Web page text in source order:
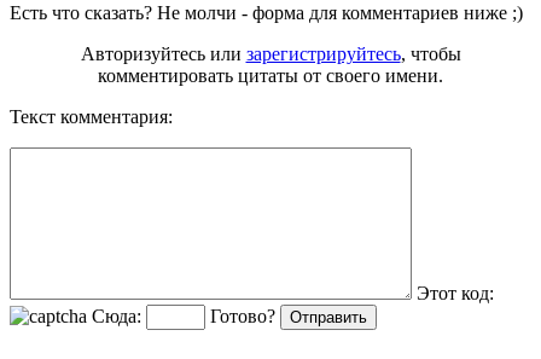
Есть что сказать? Не молчи - форма для комментариев ниже ;)
Авторизуйтесь или зарегистрируйтесь, чтобы
комментировать цитаты от своего имени.
Текст комментария:
Этот код:
Сюда:
Готово?